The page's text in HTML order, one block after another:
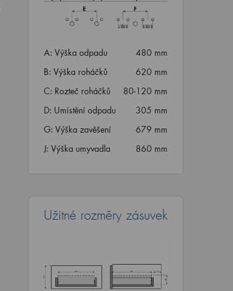
A: Výška odpadu
480 mm
B: Výška roháčků
620 mm
C: Rozteč roháčků
80-120 mm
D: Umístění odpadu
305 mm
G: Výška zavěšení
679 mm
J: Výška umyvadla
860 mm
Užitné rozměry zásuvek